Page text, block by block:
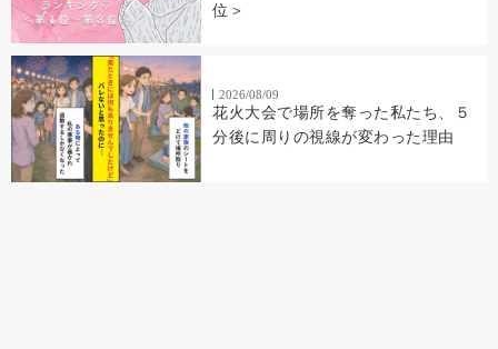
位＞
2026/08/09
花火大会で場所を奪った私たち、５
分後に周りの視線が変わった理由